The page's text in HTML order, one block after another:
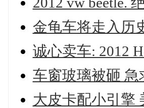
金龟车将走入历
诚心卖车: 2012
车窗玻璃被砸
大皮卡配小引擎